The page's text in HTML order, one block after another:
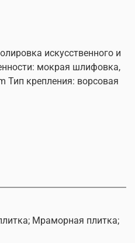
искусственного и
мокрая шлифовка,
Тип крепления: ворсовая
Мраморная плитка;